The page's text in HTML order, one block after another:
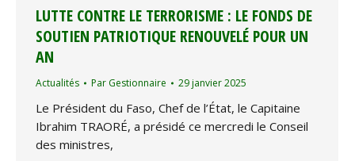
LUTTE CONTRE LE TERRORISME : LE FONDS DE
SOUTIEN PATRIOTIQUE RENOUVELÉ POUR UN
AN
Actualités Par Gestionnaire 29 janvier 2025
Le Président du Faso, Chef de l’État, le Capitaine
Ibrahim TRAORÉ, a présidé ce mercredi le Conseil
des ministres,